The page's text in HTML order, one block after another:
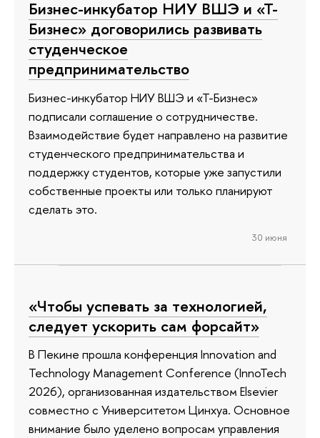
Бизнес-инкубатор НИУ ВШЭ и «Т-
Бизнес» договорились развивать
студенческое
предпринимательство
Бизнес-инкубатор НИУ ВШЭ и «Т-Бизнес»
подписали соглашение о сотрудничестве.
Взаимодействие будет направлено на развитие
студенческого предпринимательства и
поддержку студентов, которые уже запустили
собственные проекты или только планируют
сделать это.
30 июня
«Чтобы успевать за технологией,
следует ускорить сам форсайт»
В Пекине прошла конференция Innovation and
Technology Management Conference (InnoTech
2026), организованная издательством Elsevier
совместно с Университетом Цинхуа. Основное
внимание было уделено вопросам управления